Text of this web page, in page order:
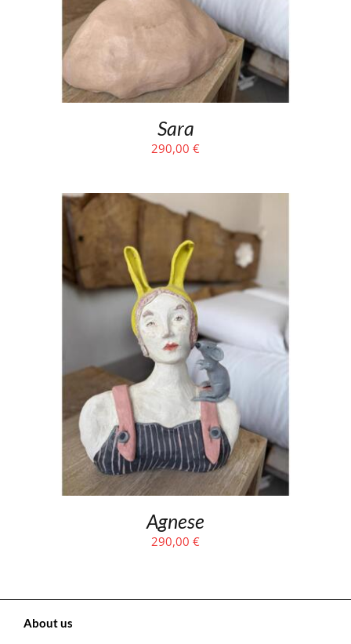
Sara
290,00 €
Agnese
290,00 €
About us